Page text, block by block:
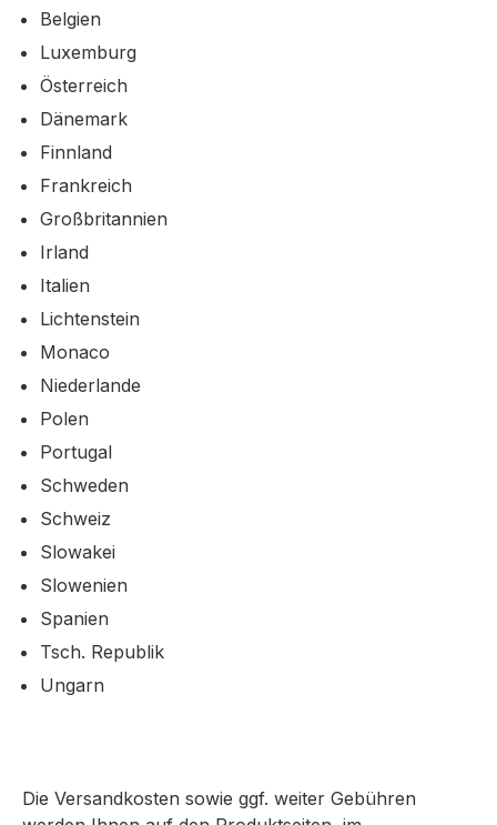
Belgien
Luxemburg
Österreich
Dänemark
Finnland
Frankreich
Großbritannien
Irland
Italien
Lichtenstein
Monaco
Niederlande
Polen
Portugal
Schweden
Schweiz
Slowakei
Slowenien
Spanien
Tsch. Republik
Ungarn
Die Versandkosten sowie ggf. weiter Gebühren